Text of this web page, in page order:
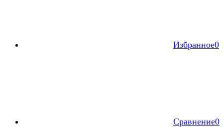
Избранное0
Сравнение0